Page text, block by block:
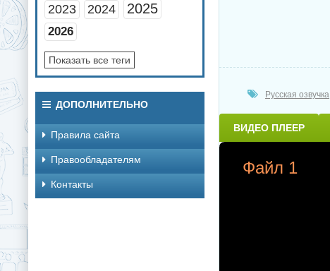
Русская озвучка
ВИДЕО ПЛЕЕР
Файл 1
2023
2024 2025
2026
Показать все теги
ДОПОЛНИТЕЛЬНО
Правила сайта
Правообладателям
Контакты